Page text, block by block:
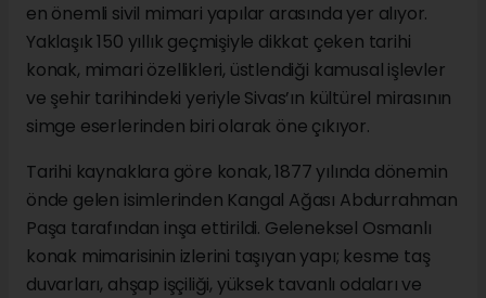
en önemli sivil mimari yapılar arasında yer alıyor.
Yaklaşık 150 yıllık geçmişiyle dikkat çeken tarihi
konak, mimari özellikleri, üstlendiği kamusal işlevler
ve şehir tarihindeki yeriyle Sivas’ın kültürel mirasının
simge eserlerinden biri olarak öne çıkıyor.
Tarihi kaynaklara göre konak, 1877 yılında dönemin
önde gelen isimlerinden Kangal Ağası Abdurrahman
Paşa tarafından inşa ettirildi. Geleneksel Osmanlı
konak mimarisinin izlerini taşıyan yapı; kesme taş
duvarları, ahşap işçiliği, yüksek tavanlı odaları ve